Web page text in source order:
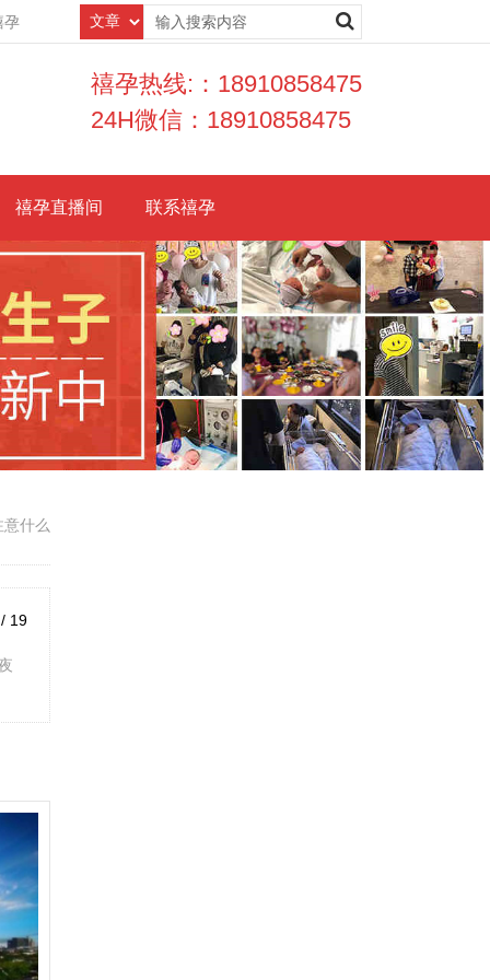
孕
禧孕热线:：18910858475
24H微信：18910858475
禧孕直播间 联系禧孕
什么
19